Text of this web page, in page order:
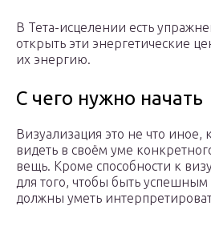
В Тета-исцелении есть
открыть эти энергетические
их энергию.
С чего нужно начать
Визуализация это не что иное,
видеть в своём уме
вещь. Кроме способности к
для того, чтобы быть успешным
должны уметь